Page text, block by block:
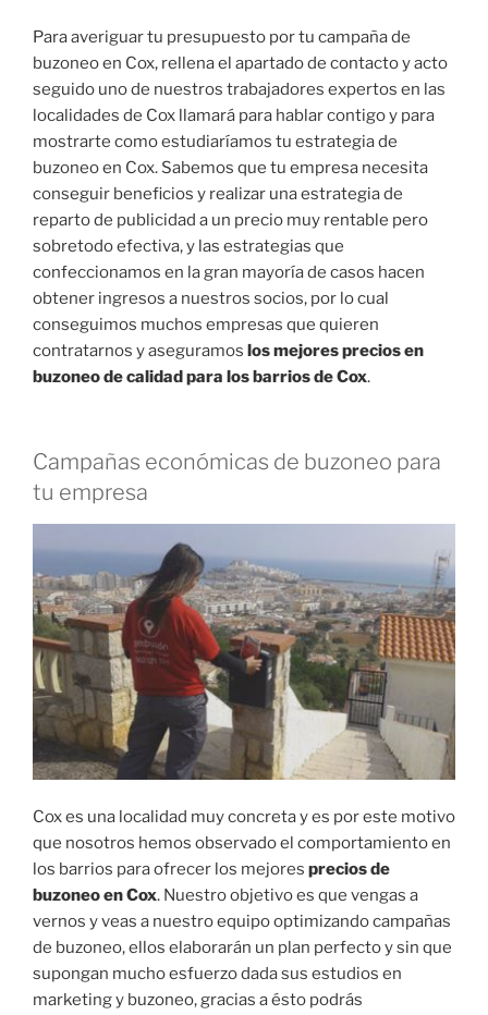
Para averiguar tu presupuesto por tu campaña de
buzoneo en Cox, rellena el apartado de contacto y acto
seguido uno de nuestros trabajadores expertos en las
localidades de Cox llamará para hablar contigo y para
mostrarte como estudiaríamos tu estrategia de
buzoneo en Cox. Sabemos que tu empresa necesita
conseguir beneficios y realizar una estrategia de
reparto de publicidad a un precio muy rentable pero
sobretodo efectiva, y las estrategias que
confeccionamos en la gran mayoría de casos hacen
obtener ingresos a nuestros socios, por lo cual
conseguimos muchos empresas que quieren
contratarnos y aseguramos los mejores precios en
buzoneo de calidad para los barrios de Cox.
Campañas económicas de buzoneo para
tu empresa
Cox es una localidad muy concreta y es por este motivo
que nosotros hemos observado el comportamiento en
los barrios para ofrecer los mejores precios de
buzoneo en Cox. Nuestro objetivo es que vengas a
vernos y veas a nuestro equipo optimizando campañas
de buzoneo, ellos elaborarán un plan perfecto y sin que
supongan mucho esfuerzo dada sus estudios en
marketing y buzoneo, gracias a ésto podrás